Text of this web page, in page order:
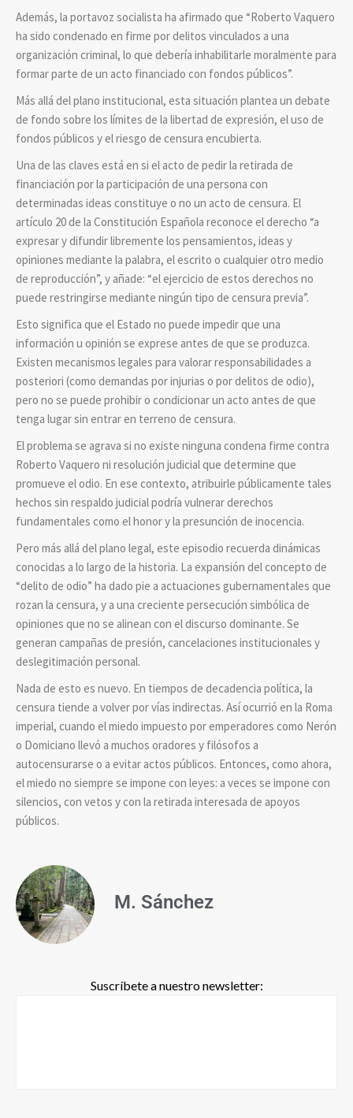
Además, la portavoz socialista ha afirmado que “Roberto Vaquero
ha sido condenado en firme por delitos vinculados a una
organización criminal, lo que debería inhabilitarle moralmente para
formar parte de un acto financiado con fondos públicos”.
Más allá del plano institucional, esta situación plantea un debate
de fondo sobre los límites de la libertad de expresión, el uso de
fondos públicos y el riesgo de censura encubierta.
Una de las claves está en si el acto de pedir la retirada de
financiación por la participación de una persona con
determinadas ideas constituye o no un acto de censura. El
artículo 20 de la Constitución Española reconoce el derecho “a
expresar y difundir libremente los pensamientos, ideas y
opiniones mediante la palabra, el escrito o cualquier otro medio
de reproducción”, y añade: “el ejercicio de estos derechos no
puede restringirse mediante ningún tipo de censura previa”.
Esto significa que el Estado no puede impedir que una
información u opinión se exprese antes de que se produzca.
Existen mecanismos legales para valorar responsabilidades a
posteriori (como demandas por injurias o por delitos de odio),
pero no se puede prohibir o condicionar un acto antes de que
tenga lugar sin entrar en terreno de censura.
El problema se agrava si no existe ninguna condena firme contra
Roberto Vaquero ni resolución judicial que determine que
promueve el odio. En ese contexto, atribuirle públicamente tales
hechos sin respaldo judicial podría vulnerar derechos
fundamentales como el honor y la presunción de inocencia.
Pero más allá del plano legal, este episodio recuerda dinámicas
conocidas a lo largo de la historia. La expansión del concepto de
“delito de odio” ha dado pie a actuaciones gubernamentales que
rozan la censura, y a una creciente persecución simbólica de
opiniones que no se alinean con el discurso dominante. Se
generan campañas de presión, cancelaciones institucionales y
deslegitimación personal.
Nada de esto es nuevo. En tiempos de decadencia política, la
censura tiende a volver por vías indirectas. Así ocurrió en la Roma
imperial, cuando el miedo impuesto por emperadores como Nerón
o Domiciano llevó a muchos oradores y filósofos a
autocensurarse o a evitar actos públicos. Entonces, como ahora,
el miedo no siempre se impone con leyes: a veces se impone con
silencios, con vetos y con la retirada interesada de apoyos
públicos.
M. Sánchez
Suscríbete a nuestro newsletter: